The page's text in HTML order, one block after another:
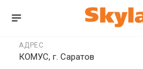
АДРЕС
КОМУС, г. Саратов